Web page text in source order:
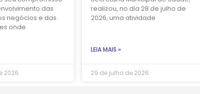
das
negócios e das
onde
2026
realizou, no dia 28 de julho de
2026, uma atividade
LEIA MAIS »
29 de julho de 2026